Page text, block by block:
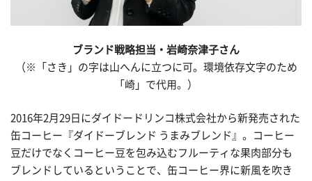
ブランド戦略担当・岩崎奈津子さん
（※「さき」の字は山へんに立つに可。環境依存文字のため
「崎」で代用。）
2016年2月29日にダイドードリンコ株式会社から新発売された
缶コーヒー『ダイドーブレンド うまみブレンド』。コーヒー
豆だけでなくコーヒー豆を包み込むフルーティな果肉部分も
ブレンドしているということで、缶コーヒー界に新風を吹き